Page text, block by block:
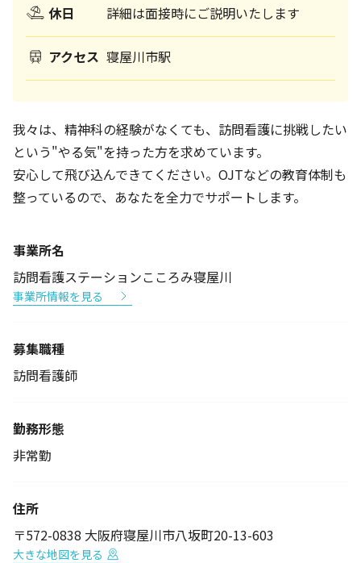
休日 詳細は面接時にご説明いたします
アクセス 寝屋川市駅
我々は、精神科の経験がなくても、訪問看護に挑戦したい
という"やる気"を持った方を求めています。
安心して飛び込んできてください。OJTなどの教育体制も
整っているので、あなたを全力でサポートします。
事業所名
訪問看護ステーションこころみ寝屋川
事業所情報を見る
募集職種
訪問看護師
勤務形態
非常勤
住所
〒572-0838 大阪府寝屋川市八坂町20-13-603
大きな地図を見る